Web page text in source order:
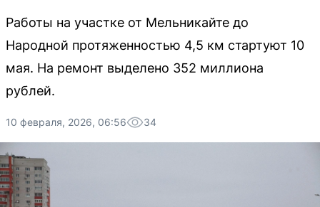
Работы на участке от Мельникайте до
Народной протяженностью 4,5 км стартуют 10
мая. На ремонт выделено 352 миллиона
рублей.
10 февраля, 2026, 06:56 34